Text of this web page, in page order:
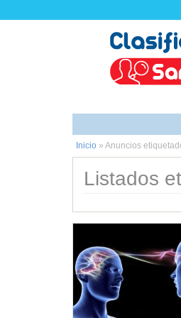
Inicio » Anuncios
Listados